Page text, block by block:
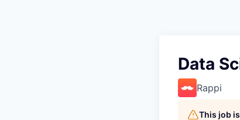
Data
Rappi
This job